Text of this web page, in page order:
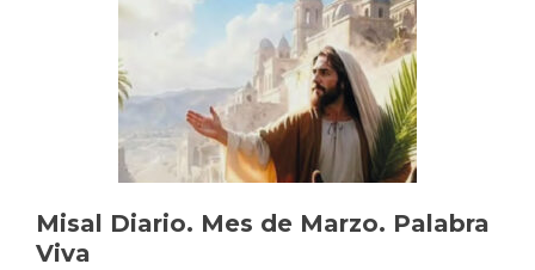
Misal Diario. Mes de Marzo. Palabra
Viva